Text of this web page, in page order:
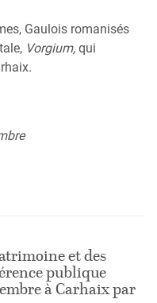
Gaulois romanisés
Vorgium, qui
et des
publique
à Carhaix par